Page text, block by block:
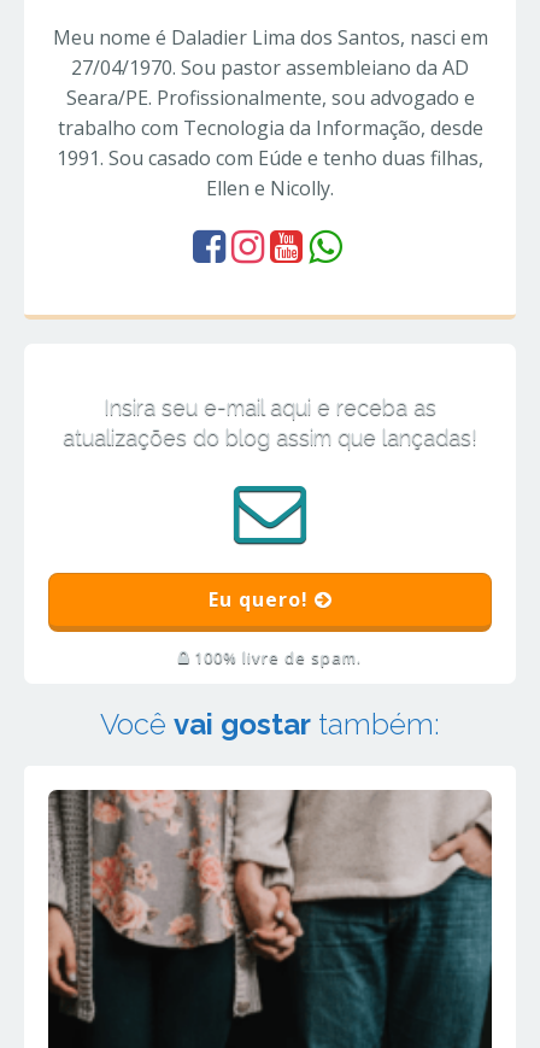
Meu nome é Daladier Lima dos Santos, nasci em
27/04/1970. Sou pastor assembleiano da AD
Seara/PE. Profissionalmente, sou advogado e
trabalho com Tecnologia da Informação, desde
1991. Sou casado com Eúde e tenho duas filhas,
Ellen e Nicolly.
Insira seu e-mail aqui e receba as
atualizações do blog assim que lançadas!
Eu quero!
100% livre de spam.
Você vai gostar também: